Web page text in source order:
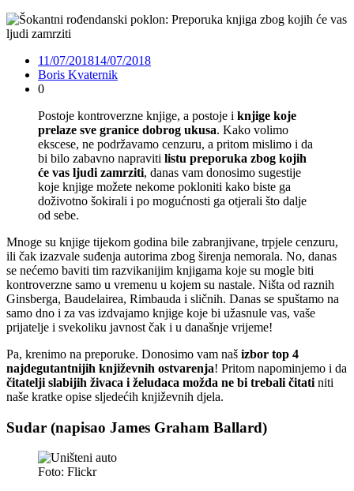
11/07/201814/07/2018
Boris Kvaternik
0
Postoje kontroverzne knjige, a postoje i knjige koje
prelaze sve granice dobrog ukusa. Kako volimo
ekscese, ne podržavamo cenzuru, a pritom mislimo i da
bi bilo zabavno napraviti listu preporuka zbog kojih
će vas ljudi zamrziti, danas vam donosimo sugestije
koje knjige možete nekome pokloniti kako biste ga
doživotno šokirali i po mogućnosti ga otjerali što dalje
od sebe.
Mnoge su knjige tijekom godina bile zabranjivane, trpjele cenzuru,
ili čak izazvale suđenja autorima zbog širenja nemorala. No, danas
se nećemo baviti tim razvikanijim knjigama koje su mogle biti
kontroverzne samo u vremenu u kojem su nastale. Ništa od raznih
Ginsberga, Baudelairea, Rimbauda i sličnih. Danas se spuštamo na
samo dno i za vas izdvajamo knjige koje bi užasnule vas, vaše
prijatelje i svekoliku javnost čak i u današnje vrijeme!
Pa, krenimo na preporuke. Donosimo vam naš izbor top 4
najdegutantnijih književnih ostvarenja! Pritom napominjemo i da
čitatelji slabijih živaca i želudaca možda ne bi trebali čitati niti
naše kratke opise sljedećih književnih djela.
Sudar (napisao James Graham Ballard)
Foto: Flickr